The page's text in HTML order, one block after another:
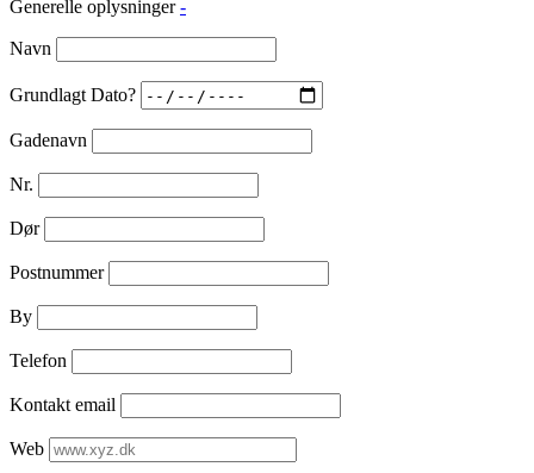
Generelle oplysninger -
Navn
Grundlagt Dato?
Gadenavn
Nr.
Dør
Postnummer
By
Telefon
Kontakt email
Web